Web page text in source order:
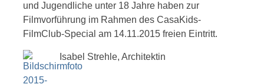
und Jugendliche unter 18 Jahre haben zur
Filmvorführung im Rahmen des CasaKids-
FilmClub-Special am 14.11.2015 freien Eintritt.
Isabel Strehle, Architektin